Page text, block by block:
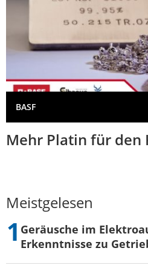
BASF
Mehr Platin für den
Meistgelesen
Geräusche im
Erkenntnisse zu